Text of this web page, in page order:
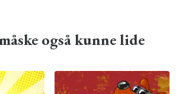
også kunne lide